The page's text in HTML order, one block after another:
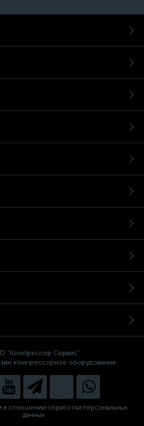
"Компрессор Сервис"
компрессорное оборудование
в отношении обработки персональных
данных